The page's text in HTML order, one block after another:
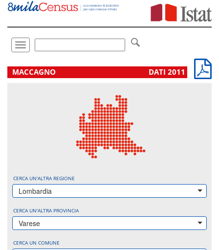
Vai
direttamente
Toggle
navigation
.
MACCAGNO DATI 2011
CERCA UN'ALTRA REGIONE
Lombardia
CERCA UN'ALTRA PROVINCIA
Varese
CERCA UN COMUNE